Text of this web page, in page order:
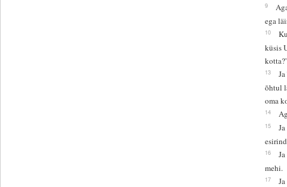
9
ega
10
küsis
13
õhtul
oma
14
15
16
mehi.
17